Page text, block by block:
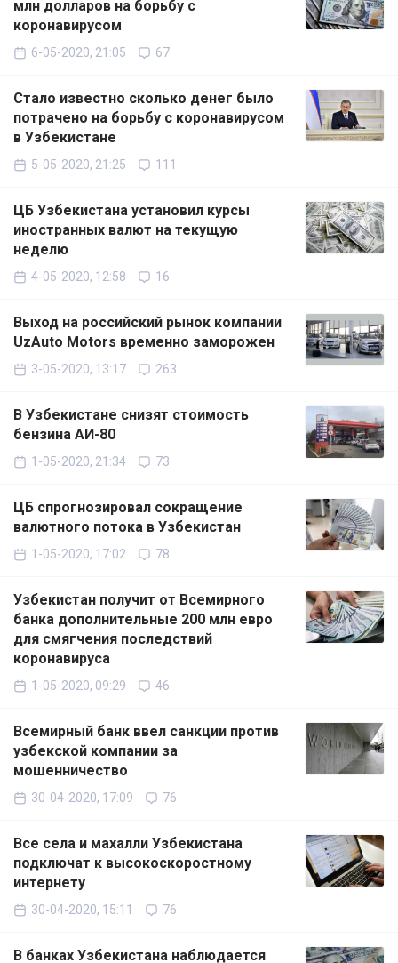
млн долларов на борьбу с
коронавирусом
6-05-2020, 21:05 67
Стало известно сколько денег было
потрачено на борьбу с коронавирусом
в Узбекистане
5-05-2020, 21:25 111
ЦБ Узбекистана установил курсы
иностранных валют на текущую
неделю
4-05-2020, 12:58 16
Выход на российский рынок компании
UzAuto Motors временно заморожен
3-05-2020, 13:17 263
В Узбекистане снизят стоимость
бензина АИ-80
1-05-2020, 21:34 73
ЦБ спрогнозировал сокращение
валютного потока в Узбекистан
1-05-2020, 17:02 78
Узбекистан получит от Всемирного
банка дополнительные 200 млн евро
для смягчения последствий
коронавируса
1-05-2020, 09:29 46
Всемирный банк ввел санкции против
узбекской компании за
мошенничество
30-04-2020, 17:09 76
Все села и махалли Узбекистана
подключат к высокоскоростному
интернету
30-04-2020, 15:11 76
В банках Узбекистана наблюдается